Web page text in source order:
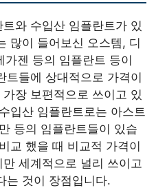
와 수입산 임플란트가 있
많이 들어보신 오스템, 디
가젠 등의 임플란트 등이
트들에 상대적으로 가격이
장 보편적으로 쓰이고 있
입산 임플란트로는 아스트
등의 임플란트들이 있습
교 했을 때 비교적 가격이
세계적으로 널리 쓰이고
는 것이 장점입니다.